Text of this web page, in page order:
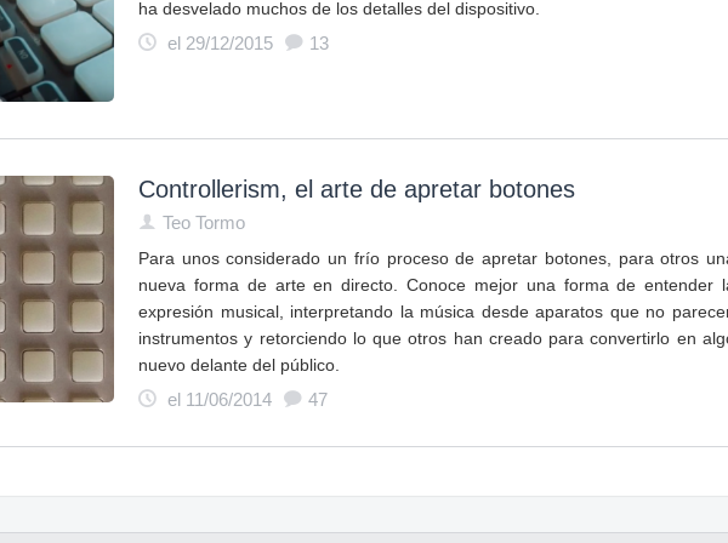
ha desvelado muchos de los detalles del dispositivo.
el 29/12/2015
13
Controllerism, el arte de apretar botones
Teo Tormo
Para unos considerado un frío proceso de apretar botones, para otros
nueva forma de arte en directo. Conoce mejor una forma de entender
expresión musical, interpretando la música desde aparatos que no
instrumentos y retorciendo lo que otros han creado para convertirlo en
nuevo delante del público.
el 11/06/2014
47